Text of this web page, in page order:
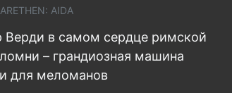
AIDA
Верди в самом сердце римской
– грандиозная машина
для меломанов